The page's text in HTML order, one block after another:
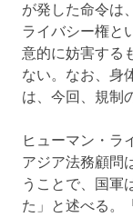
が発した命令は
ライバシー権と
意的に妨害する
ない。なお、身
は、今回、規制
ヒューマン・ラ
アジア法務顧問
うことで、国軍
た」と述べる。